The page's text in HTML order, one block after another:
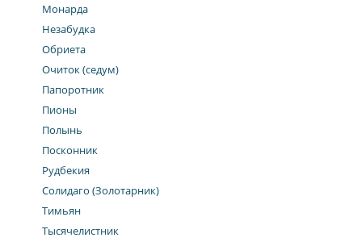
Монарда
Незабудка
Обриета
Очиток (седум)
Папоротник
Пионы
Полынь
Посконник
Рудбекия
Солидаго (Золотарник)
Тимьян
Тысячелистник